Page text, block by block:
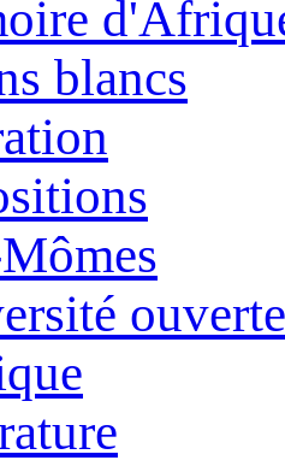
blancs
ouverte